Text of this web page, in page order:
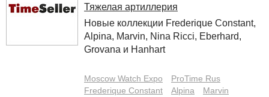
Тяжелая артиллерия
Новые коллекции Frederique Constant,
Alpina, Marvin, Nina Ricci, Eberhard,
Grovana и Hanhart
Moscow Watch Expo
ProTime Rus
Frederique Constant
Alpina
Marvin